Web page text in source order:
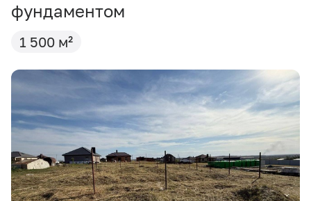
фундаментом
1 500 м²